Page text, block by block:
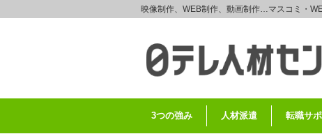
映像制作、WEB制作、動画制作…マスコミ・
3つの強み 人材派遣 転職サ